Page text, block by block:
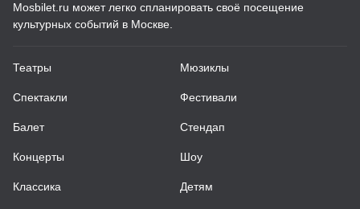
Mosbilet.ru может легко спланировать своё посещение
культурных событий в Москве.
Театры
Спектакли
Балет
Концерты
Классика
Мюзиклы
Фестивали
Стендап
Шоу
Детям